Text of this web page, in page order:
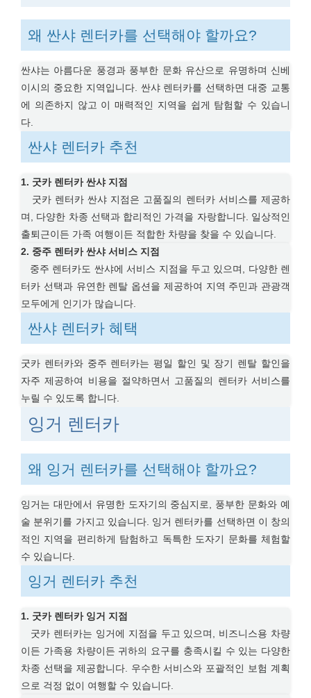
왜 싼샤 렌터카를 선택해야 할까요?
싼샤는 아름다운 풍경과 풍부한 문화 유산으로 유명하며 신베
이시의 중요한 지역입니다. 싼샤 렌터카를 선택하면 대중 교통
에 의존하지 않고 이 매력적인 지역을 쉽게 탐험할 수 있습니
다.
싼샤 렌터카 추천
1. 굿카 렌터카 싼샤 지점
굿카 렌터카 싼샤 지점은 고품질의 렌터카 서비스를 제공하
며, 다양한 차종 선택과 합리적인 가격을 자랑합니다. 일상적인
출퇴근이든 가족 여행이든 적합한 차량을 찾을 수 있습니다.
2. 중주 렌터카 싼샤 서비스 지점
중주 렌터카도 싼샤에 서비스 지점을 두고 있으며, 다양한 렌
터카 선택과 유연한 렌탈 옵션을 제공하여 지역 주민과 관광객
모두에게 인기가 많습니다.
싼샤 렌터카 혜택
굿카 렌터카와 중주 렌터카는 평일 할인 및 장기 렌탈 할인을
자주 제공하여 비용을 절약하면서 고품질의 렌터카 서비스를
누릴 수 있도록 합니다.
잉거 렌터카
왜 잉거 렌터카를 선택해야 할까요?
잉거는 대만에서 유명한 도자기의 중심지로, 풍부한 문화와 예
술 분위기를 가지고 있습니다. 잉거 렌터카를 선택하면 이 창의
적인 지역을 편리하게 탐험하고 독특한 도자기 문화를 체험할
수 있습니다.
잉거 렌터카 추천
1. 굿카 렌터카 잉거 지점
굿카 렌터카는 잉거에 지점을 두고 있으며, 비즈니스용 차량
이든 가족용 차량이든 귀하의 요구를 충족시킬 수 있는 다양한
차종 선택을 제공합니다. 우수한 서비스와 포괄적인 보험 계획
으로 걱정 없이 여행할 수 있습니다.